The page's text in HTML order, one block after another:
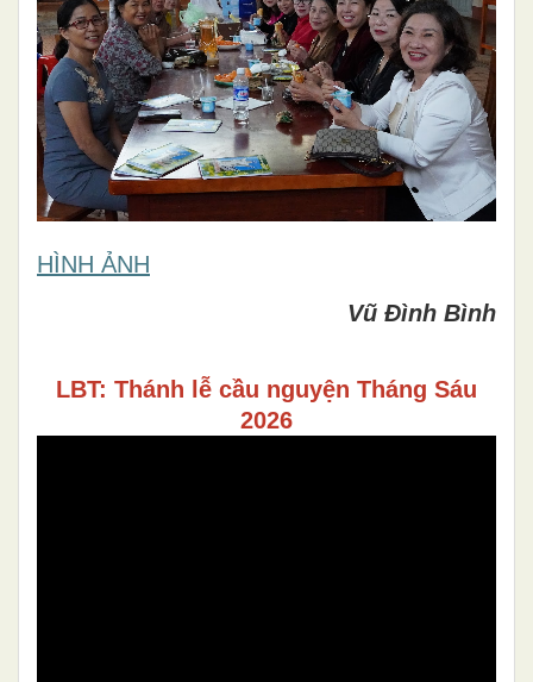
HÌNH ẢNH
Vũ Đình Bình
LBT: Thánh lễ cầu nguyện Tháng Sáu
2026